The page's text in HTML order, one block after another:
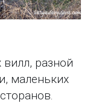
разной
маленьких